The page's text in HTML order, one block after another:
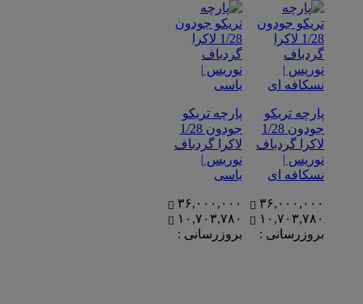
پارچه تریکو
جودون 1/28
لاکرا گردباف
نوریس |
نسکافه ای
۳۶,۰۰۰,۰۰۰
۱۰,۷۰۳,۷۸۰
بروزرسانی :
پارچه تریکو
جودون 1/28
لاکرا گردباف
نوریس |
یاسی
۳۶,۰۰۰,۰۰۰
۱۰,۷۰۳,۷۸۰
بروزرسانی :